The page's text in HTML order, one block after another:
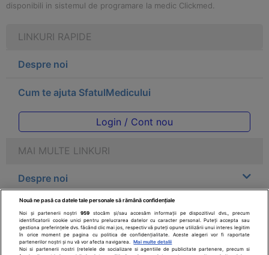
disponibili in sistemul de programare la medic Clickmed.
LINKURI RAPIDE
Despre noi
Cum te ajuta SfatulMedicului
Login / Cont nou
MAI MULTE LINKURI
Despre noi
Legal
Drepturile consumatorului
Nouă ne pasă ca datele tale personale să rămână confidențiale
Noi și partenerii noștri959 stocăm și/sau accesăm informații pe dispozitivul dvs., precum
identificatorii cookie unici pentru prelucrarea datelor cu caracter personal. Puteți accepta sau
gestiona preferințele dvs. făcând clic mai jos, respectiv vă puteți opune utilizării unui interes legitim
în orice moment pe pagina cu politica de confidențialitate. Aceste alegeri vor fi raportate
partenerilor noștri și nu vă vor afecta navigarea.
Mai multe detalii
Noi si partenerii nostri (retelele de socializare si agentiile de publicitate partenere, precum si